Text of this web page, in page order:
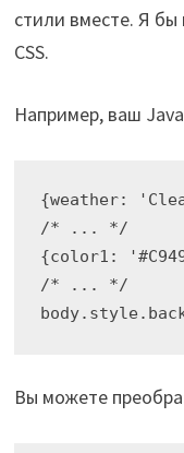
стили вместе. Я
CSS.
Например, ваш
{weather:
/* ... */
{color1:
/* ... */
Вы можете